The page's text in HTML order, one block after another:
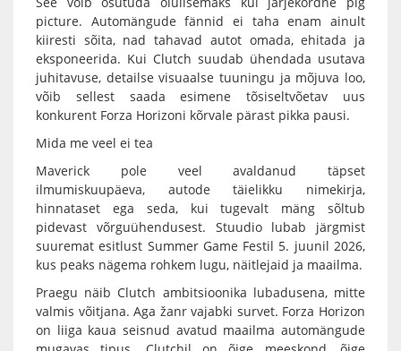
picture. Automängude fännid ei taha enam ainult
kiiresti sõita, nad tahavad autot omada, ehitada ja
eksponeerida. Kui Clutch suudab ühendada usutava
juhitavuse, detailse visuaalse tuuningu ja mõjuva loo,
võib sellest saada esimene tõsiseltvõetav uus
konkurent Forza Horizoni kõrvale pärast pikka pausi.
Mida me veel ei tea
Maverick pole veel avaldanud täpset
ilmumiskuupäeva, autode täielikku nimekirja,
hinnataset ega seda, kui tugevalt mäng sõltub
pidevast võrguühendusest. Stuudio lubab järgmist
suuremat esitlust Summer Game Festil 5. juunil 2026,
kus peaks nägema rohkem lugu, näitlejaid ja maailma.
Praegu näib Clutch ambitsioonika lubadusena, mitte
valmis võitjana. Aga žanr vajabki survet. Forza Horizon
on liiga kaua seisnud avatud maailma automängude